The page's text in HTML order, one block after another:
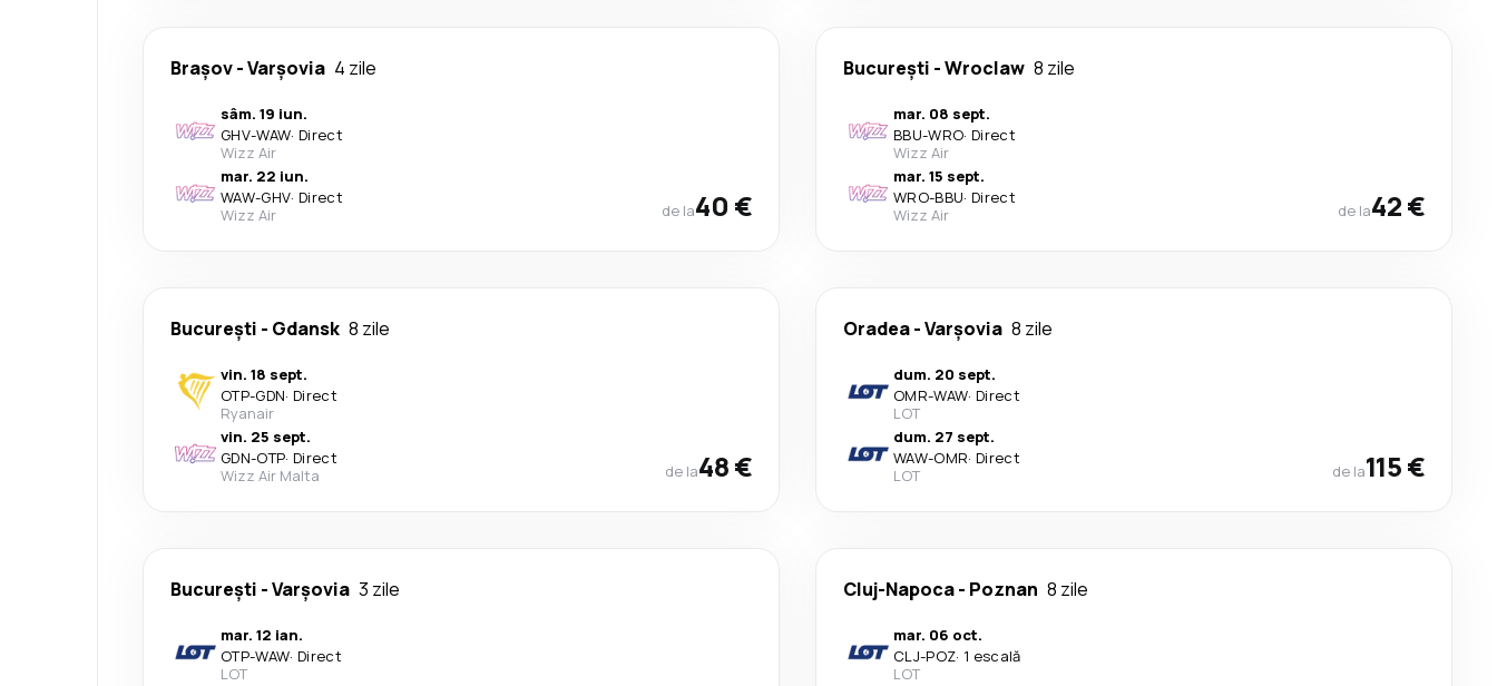
Brașov-Varşovia 4 zile
sâm. 19 iun.
GHV-WAW· Direct
Wizz Air
mar. 22 iun.
WAW-GHV· Direct
Wizz Air
de la40 €
București -Wroclaw 8 zile
mar. 08 sept.
BBU-WRO· Direct
Wizz Air
mar. 15 sept.
WRO-BBU· Direct
Wizz Air
de la42 €
București - Gdansk 8 zile
vin. 18 sept.
OTP-GDN· Direct
Ryanair
vin. 25 sept.
GDN-OTP· Direct
Wizz Air Malta
de la48 €
Oradea-Varşovia 8 zile
dum. 20 sept.
OMR-WAW· Direct
LOT
dum. 27 sept.
WAW-OMR· Direct
LOT
de la115 €
București -Varşovia 3 zile
mar. 12 ian.
OTP-WAW· Direct
LOT
Cluj-Napoca- Poznan 8 zile
mar. 06 oct.
CLJ-POZ· 1 escală
LOT